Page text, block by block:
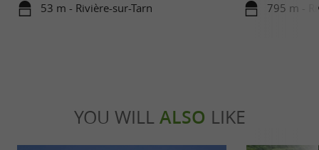
53 m - Rivière-sur-Tarn 795 m -
YOU WILL ALSO LIKE